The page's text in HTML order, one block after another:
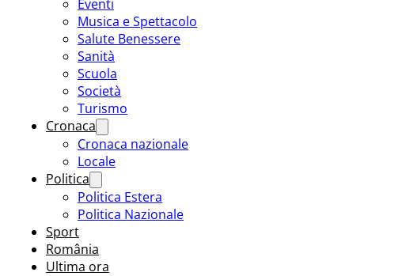
Eventi
Musica e Spettacolo
Salute Benessere
Sanità
Scuola
Società
Turismo
Cronaca
Cronaca nazionale
Locale
Politica
Politica Estera
Politica Nazionale
Sport
România
Ultima ora